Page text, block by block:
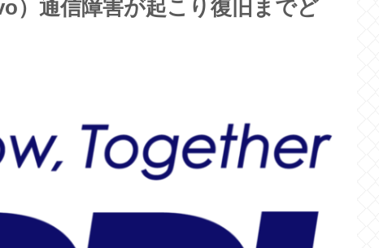
）通信障害が起こり復旧までど